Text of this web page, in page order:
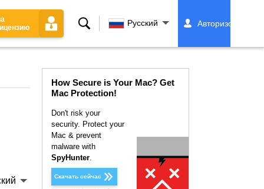
Поиск Русский Авторизоваться
How Secure is Your Mac? Get
Mac Protection!
Don't risk your
security. Protect your
Mac & prevent
malware with
SpyHunter.
Скачать сейчас